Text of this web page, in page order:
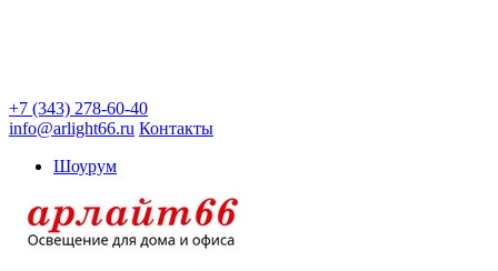
+7 (343) 278-60-40
info@arlight66.ru Контакты
Шоурум